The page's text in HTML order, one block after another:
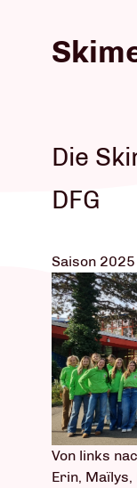
Die
DFG
Saison 2025
Von links
Erin, Maïlys,